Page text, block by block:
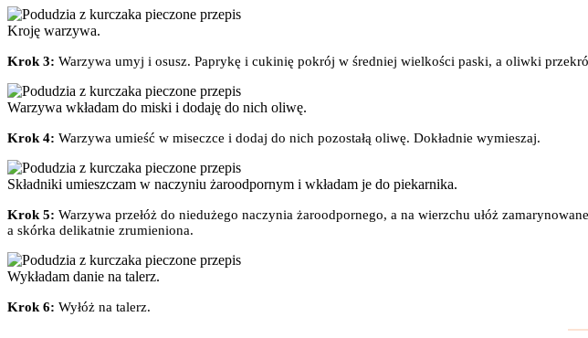
Kroję warzywa.
Krok 3: Warzywa umyj i osusz. Paprykę i cukinię pokrój w średniej wielkości paski, a oliwki
Warzywa wkładam do miski i dodaję do nich oliwę.
Krok 4: Warzywa umieść w miseczce i dodaj do nich pozostałą oliwę. Dokładnie wymieszaj.
Składniki umieszczam w naczyniu żaroodpornym i wkładam je do piekarnika.
Krok 5: Warzywa przełóż do niedużego naczynia żaroodpornego, a na wierzchu ułóż
a skórka delikatnie zrumieniona.
Wykładam danie na talerz.
Krok 6: Wyłóż na talerz.